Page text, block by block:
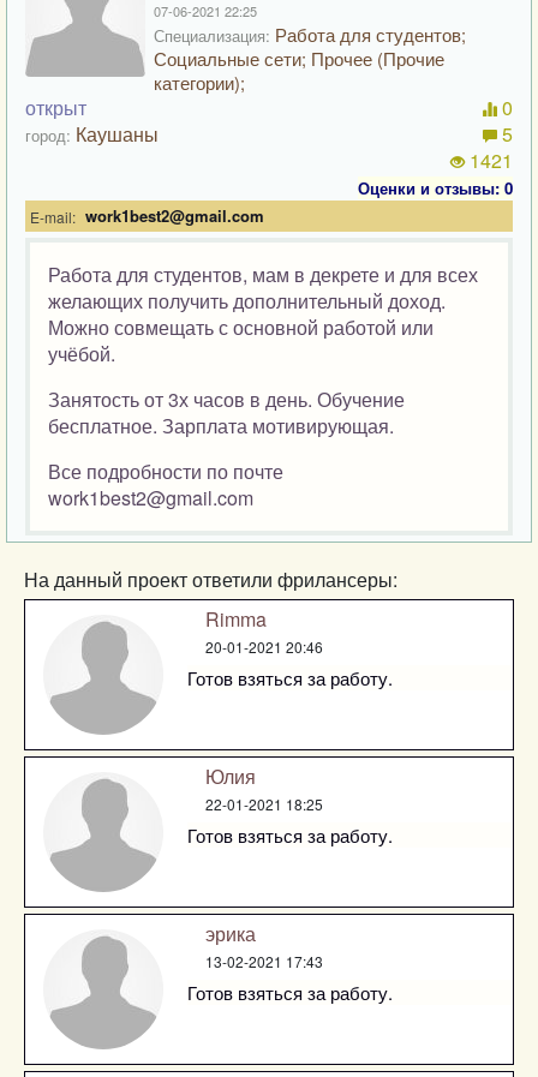
07-06-2021 22:25
Специализация: Работа для студентов;
Социальные сети; Прочее (Прочие
категории);
открыт
город: Каушаны
0
5
1421
Оценки и отзывы: 0
E-mail: work1best2@gmail.com
Работа для студентов, мам в декрете и для всех
желающих получить дополнительный доход.
Можно совмещать с основной работой или
учёбой.
Занятость от 3х часов в день. Обучение
бесплатное. Зарплата мотивирующая.
Все подробности по почте
work1best2@gmail.com
На данный проект ответили фрилансеры:
Rimma
20-01-2021 20:46
Готов взяться за работу.
Юлия
22-01-2021 18:25
Готов взяться за работу.
эрика
13-02-2021 17:43
Готов взяться за работу.